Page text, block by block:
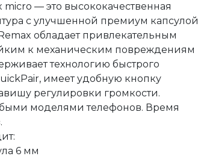
micro — это высококачественная
с улучшенной премиум капсулой
обладает привлекательным
к механическим повреждениям
технологию быстрого
имеет удобную кнопку
регулировки громкости.
моделями телефонов. Время
6 мм